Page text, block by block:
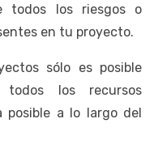
todos los riesgos o
en tu proyecto.
sólo es posible
los recursos
posible a lo largo del